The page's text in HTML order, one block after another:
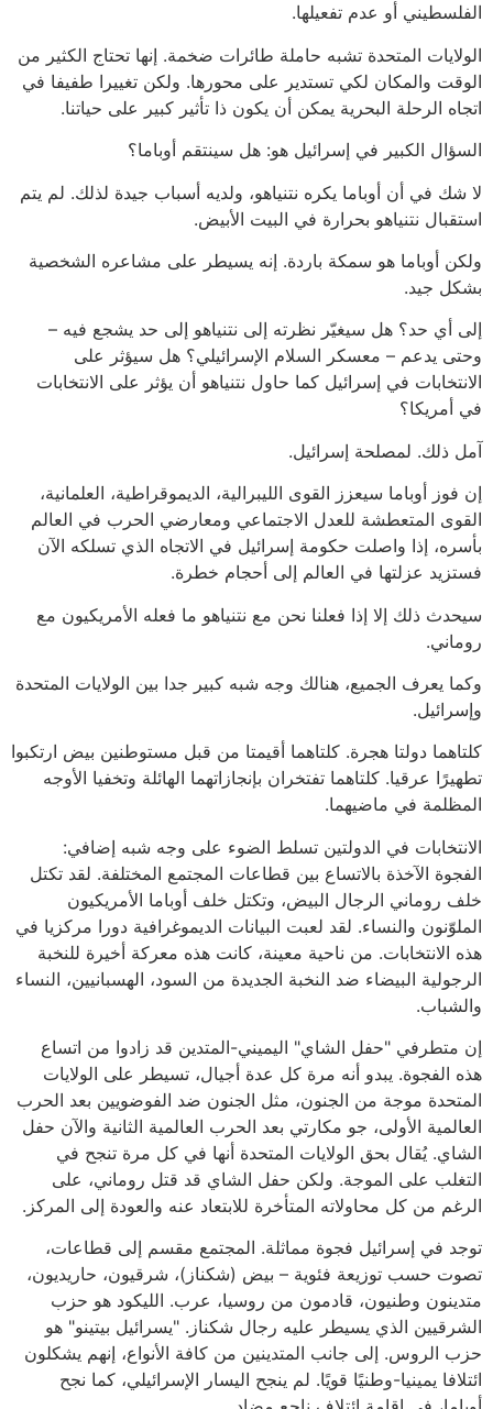
الفلسطيني أو عدم تفعيلها.
الولايات المتحدة تشبه حاملة طائرات ضخمة. إنها تحتاج الكثير من
الوقت والمكان لكي تستدير على محورها. ولكن تغييرا طفيفا في
اتجاه الرحلة البحرية يمكن أن يكون ذا تأثير كبير على حياتنا.
السؤال الكبير في إسرائيل هو: هل سينتقم أوباما؟
لا شك في أن أوباما يكره نتنياهو، ولديه أسباب جيدة لذلك. لم يتم
استقبال نتنياهو بحرارة في البيت الأبيض.
ولكن أوباما هو سمكة باردة. إنه يسيطر على مشاعره الشخصية
بشكل جيد.
إلى أي حد؟ هل سيغيّر نظرته إلى نتنياهو إلى حد يشجع فيه –
وحتى يدعم – معسكر السلام الإسرائيلي؟ هل سيؤثر على
الانتخابات في إسرائيل كما حاول نتنياهو أن يؤثر على الانتخابات
في أمريكا؟
آمل ذلك. لمصلحة إسرائيل.
إن فوز أوباما سيعزز القوى الليبرالية، الديموقراطية، العلمانية،
القوى المتعطشة للعدل الاجتماعي ومعارضي الحرب في العالم
بأسره، إذا واصلت حكومة إسرائيل في الاتجاه الذي تسلكه الآن
فستزيد عزلتها في العالم إلى أحجام خطرة.
سيحدث ذلك إلا إذا فعلنا نحن مع نتنياهو ما فعله الأمريكيون مع
روماني.
وكما يعرف الجميع، هنالك وجه شبه كبير جدا بين الولايات المتحدة
وإسرائيل.
كلتاهما دولتا هجرة. كلتاهما أقيمتا من قبل مستوطنين بيض ارتكبوا
تطهيرًا عرقيا. كلتاهما تفتخران بإنجازاتهما الهائلة وتخفيا الأوجه
المظلمة في ماضيهما.
الانتخابات في الدولتين تسلط الضوء على وجه شبه إضافي:
الفجوة الآخذة بالاتساع بين قطاعات المجتمع المختلفة. لقد تكتل
خلف روماني الرجال البيض، وتكتل خلف أوباما الأمريكيون
الملوّنون والنساء. لقد لعبت البيانات الديموغرافية دورا مركزيا في
هذه الانتخابات. من ناحية معينة، كانت هذه معركة أخيرة للنخبة
الرجولية البيضاء ضد النخبة الجديدة من السود، الهسبانيين، النساء
والشباب.
إن متطرفي "حفل الشاي" اليميني-المتدين قد زادوا من اتساع
هذه الفجوة. يبدو أنه مرة كل عدة أجيال، تسيطر على الولايات
المتحدة موجة من الجنون، مثل الجنون ضد الفوضويين بعد الحرب
العالمية الأولى، جو مكارتي بعد الحرب العالمية الثانية والآن حفل
الشاي. يُقال بحق الولايات المتحدة أنها في كل مرة تنجح في
التغلب على الموجة. ولكن حفل الشاي قد قتل روماني، على
الرغم من كل محاولاته المتأخرة للابتعاد عنه والعودة إلى المركز.
توجد في إسرائيل فجوة مماثلة. المجتمع مقسم إلى قطاعات،
تصوت حسب توزيعة فئوية – بيض (شكناز)، شرقيون، حاريديون،
متدينون وطنيون، قادمون من روسيا، عرب. الليكود هو حزب
الشرقيين الذي يسيطر عليه رجال شكناز. "يسرائيل بيتينو" هو
حزب الروس. إلى جانب المتدينين من كافة الأنواع، إنهم يشكلون
ائتلافا يمينيا-وطنيًا قويًا. لم ينجح اليسار الإسرائيلي، كما نجح